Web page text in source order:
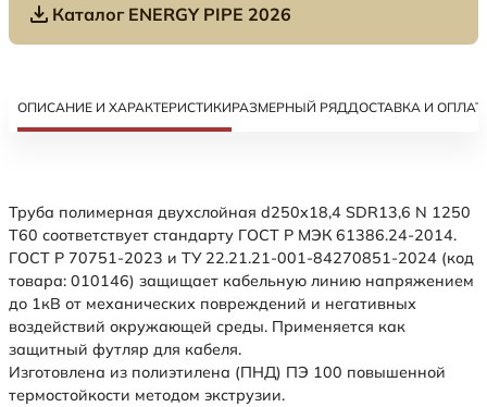
Каталог ENERGY PIPE 2026
ОПИСАНИЕ И ХАРАКТЕРИСТИКИРАЗМЕРНЫЙ РЯДДОСТАВКА И
Труба полимерная двухслойная d250x18,4 SDR13,6 N 1250
Т60 соответствует стандарту ГОСТ Р МЭК 61386.24-2014.
ГОСТ Р 70751-2023 и ТУ 22.21.21-001-84270851-2024 (код
товара: 010146) защищает кабельную линию напряжением
до 1кВ от механических повреждений и негативных
воздействий окружающей среды. Применяется как
защитный футляр для кабеля.
Изготовлена из полиэтилена (ПНД) ПЭ 100 повышенной
термостойкости методом экструзии.